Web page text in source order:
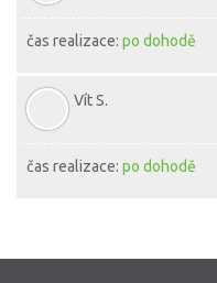
čas realizace:po dohodě
Vít S.
čas realizace:po dohodě